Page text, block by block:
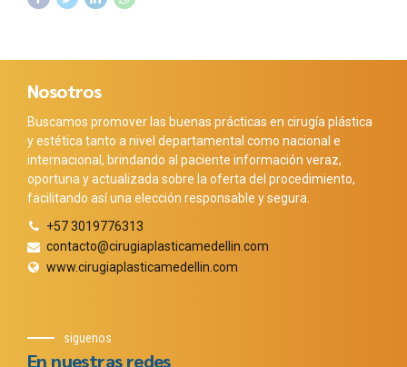
Nosotros
Buscamos promover las buenas prácticas en cirugía plástica
y estética tanto a nivel departamental como nacional e
internacional, brindando al paciente información veraz,
oportuna y actualizada sobre la oferta del procedimiento,
facilitando así una elección responsable y segura.
+57 3019776313
contacto@cirugiaplasticamedellin.com
www.cirugiaplasticamedellin.com
siguenos
En nuestras redes